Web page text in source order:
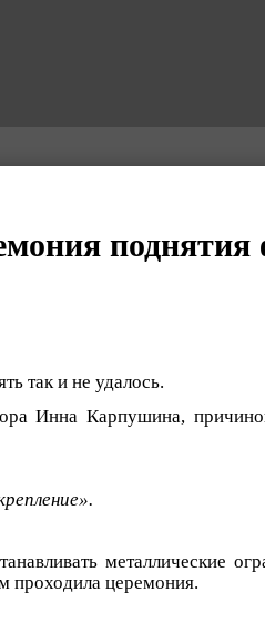
поднятия
так и не удалось.
Инна Карпушина,
металлические
проходила церемония.